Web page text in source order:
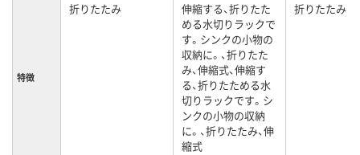
特徴
折りたたみ
伸縮する、折りたた
める水切りラックで
す。シンクの小物の
収納に。、折りたた
み、伸縮式、伸縮す
る、折りたためる水
切りラックです。シ
ンクの小物の収納
に。、折りたたみ、伸
縮式
折りたたみ